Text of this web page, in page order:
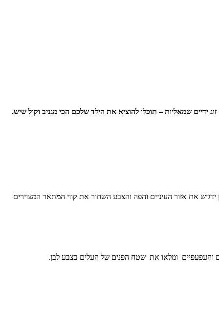
ידיים שמאליות – תוכלו להוציא את הילד שלכם הכי מגניב וקול שיש.
את אזור העיניים והפה והצבע השחור את קווי המתאר המצוירים